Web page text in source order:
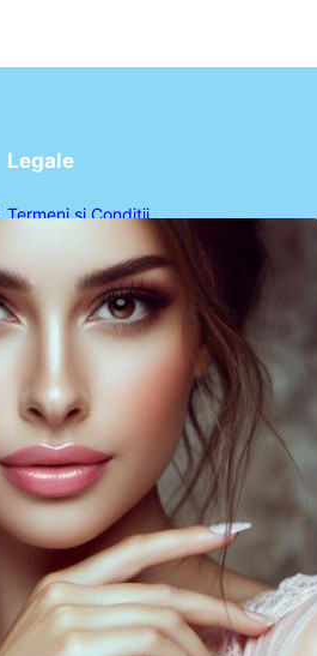
Legale
Termeni și Condiții
Politica de Confidențialitate
Politica de Cookies
Disclaimer
Contact